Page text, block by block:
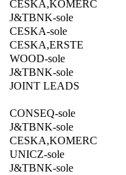
CESKA,KOMERC
J&TBNK-sole
CESKA-sole
CESKA,ERSTE
WOOD-sole
J&TBNK-sole
JOINT LEADS
CONSEQ-sole
J&TBNK-sole
CESKA,KOMERC
UNICZ-sole
J&TBNK-sole